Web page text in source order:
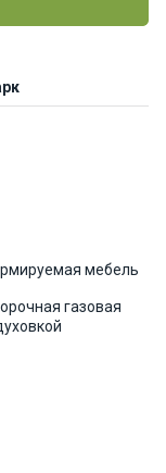
мебель
газовая